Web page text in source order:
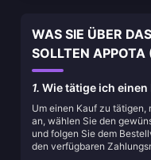
WAS SIE ÜBER
SOLLTEN APPOTA
1. Wie tätige ich
Um einen Kauf zu tätigen,
an, wählen Sie den
und folgen Sie dem
den verfügbaren